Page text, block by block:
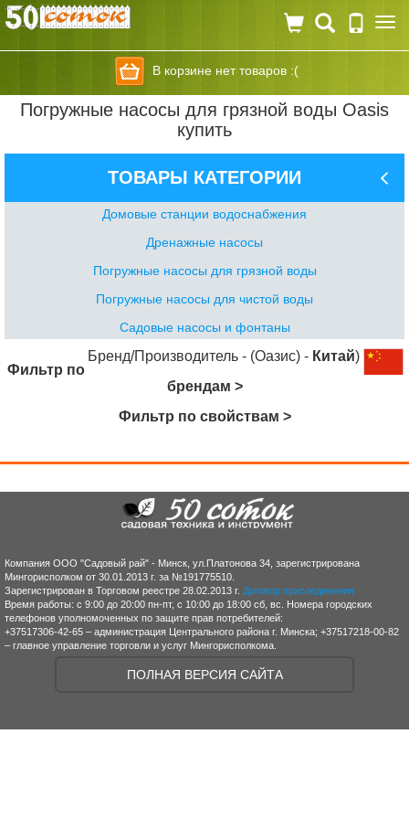
В корзине нет товаров :(
Погружные насосы для грязной воды Oasis
купить
ТОВАРЫ КАТЕГОРИИ
Домовые станции водоснабжения
Дренажные насосы
Погружные насосы для грязной воды
Погружные насосы для чистой воды
Садовые насосы и фонтаны
Бренд/Производитель - (Оазис) - Китай)
Фильтр по
брендам >
Фильтр по свойствам >
Компания ООО "Садовый рай" - Минск, ул.Платонова 34, зарегистрирована
Мингорисполком от 30.01.2013 г. за №191775510.
Зарегистрирован в Торговом реестре 28.02.2013 г. Договор присоединения
Время работы: с 9:00 до 20:00 пн-пт, с 10:00 до 18:00 сб, вс. Номера городских
телефонов уполномоченных по защите прав потребителей:
+37517306-42-65 – администрация Центрального района г. Минска; +37517218-00-82
– главное управление торговли и услуг Мингорисполкома.
ПОЛНАЯ ВЕРСИЯ САЙТА